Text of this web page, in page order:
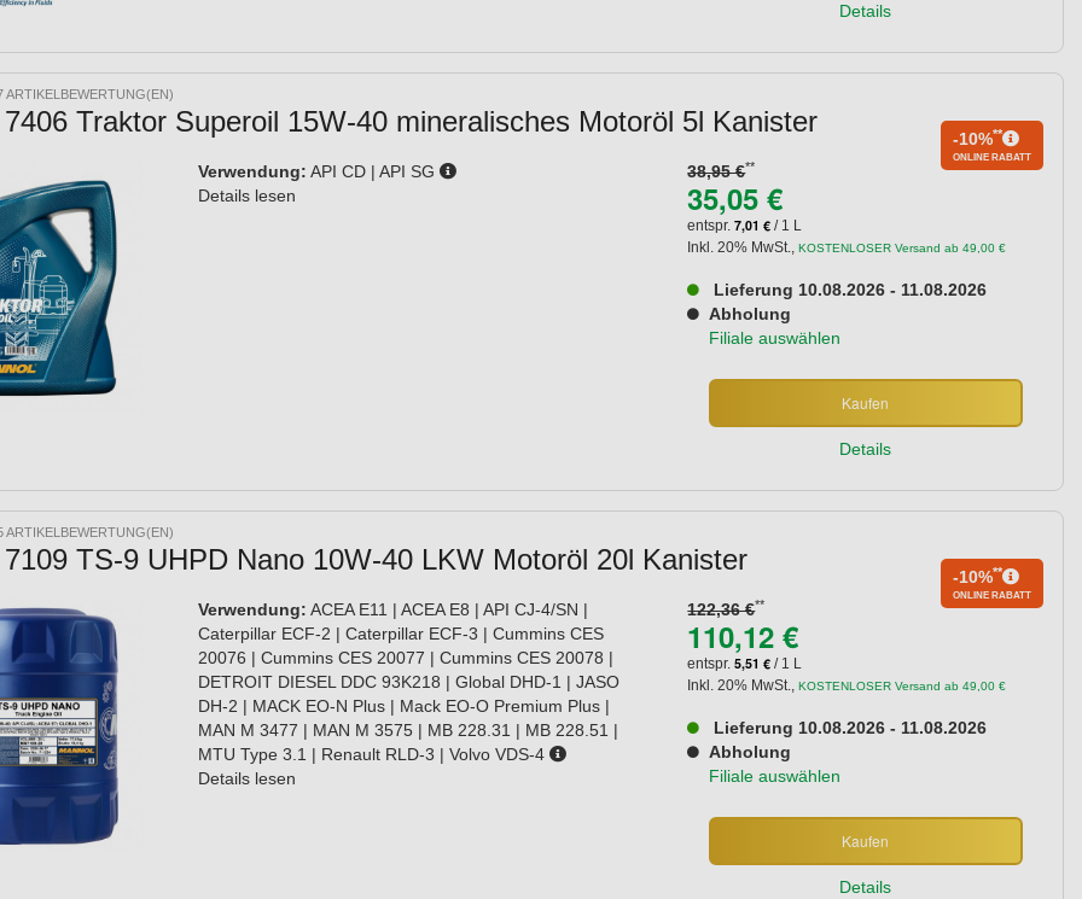
Details
ARTIKELBEWERTUNG(EN)
Traktor Superoil 15W-40 mineralisches Motoröl 5l Kanister
Verwendung: API CD | API SG
Details lesen
38,95 €**
-10%**
ONLINE RABATT
35,05 €
entspr.7,01 € / 1 L
Inkl. 20% MwSt.,KOSTENLOSER Versand ab 49,00 €
Lieferung 10.08.2026 - 11.08.2026
Abholung
Filiale auswählen
Kaufen
Details
ARTIKELBEWERTUNG(EN)
TS-9 UHPD Nano 10W-40 LKW Motoröl 20l Kanister
Verwendung: ACEA E11 | ACEA E8 | API CJ-4/SN |
Caterpillar ECF-2 | Caterpillar ECF-3 | Cummins CES
20076 | Cummins CES 20077 | Cummins CES 20078 |
DETROIT DIESEL DDC 93K218 | Global DHD-1 | JASO
DH-2 | MACK EO-N Plus | Mack EO-O Premium Plus |
MAN M 3477 | MAN M 3575 | MB 228.31 | MB 228.51 |
MTU Type 3.1 | Renault RLD-3 | Volvo VDS-4
Details lesen
122,36 €**
-10%**
ONLINE RABATT
110,12 €
entspr.5,51 € / 1 L
Inkl. 20% MwSt.,KOSTENLOSER Versand ab 49,00 €
Lieferung 10.08.2026 - 11.08.2026
Abholung
Filiale auswählen
Kaufen
Details